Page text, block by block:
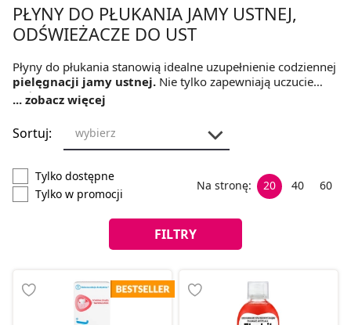
PŁYNY DO PŁUKANIA JAMY USTNEJ,
ODŚWIEŻACZE DO UST
Płyny do płukania stanowią idealne uzupełnienie codziennej
pielęgnacji jamy ustnej. Nie tylko zapewniają uczucie
odświeżenia, ale przede wszystkim chronią szkliwo przed
szkodliwym działaniem kwasów i wpływają korzystnie na
strukturę zębów.
... zobacz więcej
Sortuj: wybierz
Tylko dostępne
Tylko w promocji
Na stronę: 20 40 60
FILTRY